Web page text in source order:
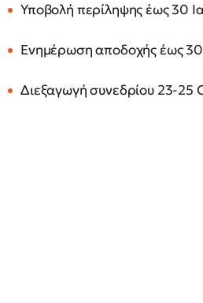
Υποβολή περίληψης έως 30
Ενημέρωση αποδοχής έως
Διεξαγωγή συνεδρίου 23-25